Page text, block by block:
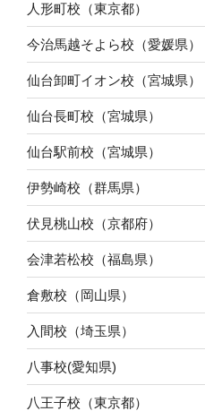
人形町校（東京都）
今治馬越そよら校（愛媛県）
仙台卸町イオン校（宮城県）
仙台長町校（宮城県）
仙台駅前校（宮城県）
伊勢崎校（群馬県）
伏見桃山校（京都府）
会津若松校（福島県）
倉敷校（岡山県）
入間校（埼玉県）
八事校(愛知県)
八王子校（東京都）